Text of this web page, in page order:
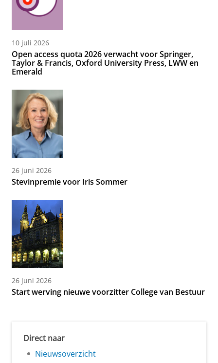
10 juli 2026
Open access quota 2026 verwacht voor Springer,
Taylor & Francis, Oxford University Press, LWW en
Emerald
26 juni 2026
Stevinpremie voor Iris Sommer
26 juni 2026
Start werving nieuwe voorzitter College van Bestuur
Direct naar
Nieuwsoverzicht